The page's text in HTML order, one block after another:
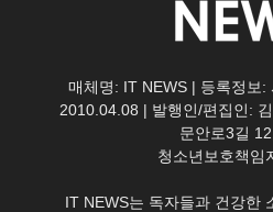
매체명: IT NEWS | 등록정보
2010.04.08 | 발행인/편집인:
문안로3길
청소년보호책임
IT NEWS는 독자들과 건강한